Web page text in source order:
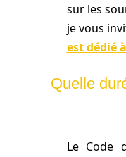
sur les
je vous
est dédié
Quelle
Le Code